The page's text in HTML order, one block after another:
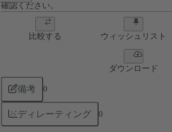
確認ください。
比較する ウィッシュリスト
ダウンロード
備考 0
ディレーティング 0